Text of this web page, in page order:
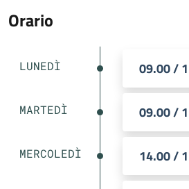
Orario
LUNEDÌ 09.00 /
MARTEDÌ 09.00 /
MERCOLEDÌ 14.00 /